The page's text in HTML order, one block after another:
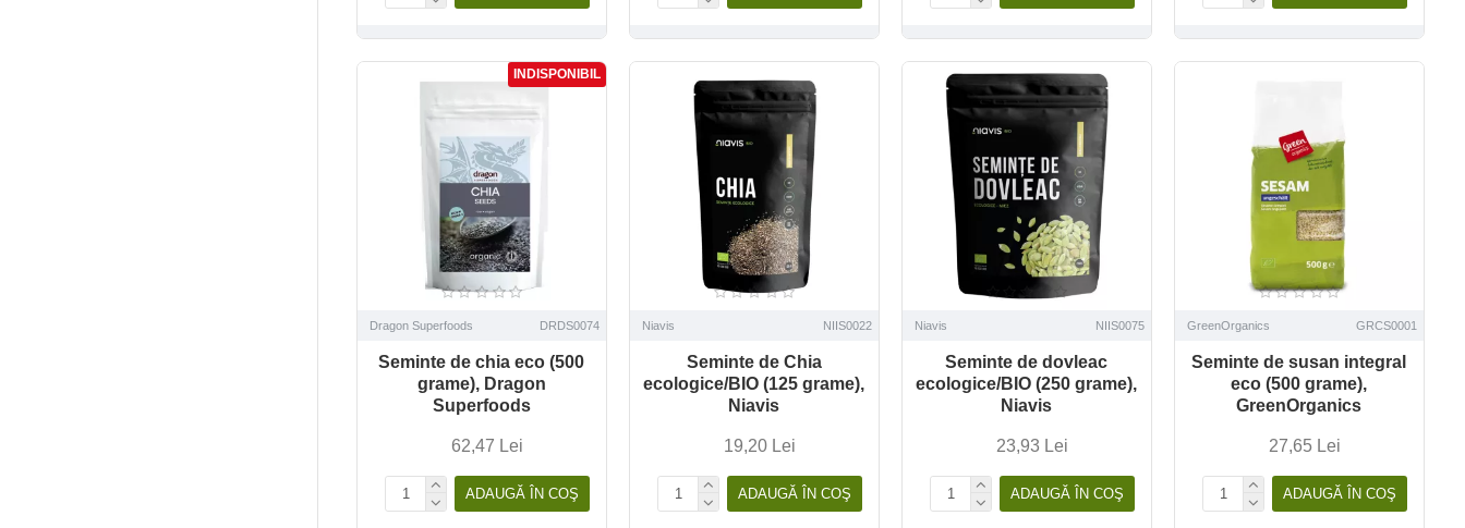
INDISPONIBIL
Dragon Superfoods DRDS0074
Seminte de chia eco (500
grame), Dragon
Superfoods
62,47 Lei
ADAUGĂ ÎN COŞ
Niavis NIIS0022
Seminte de Chia
ecologice/BIO (125 grame),
Niavis
19,20 Lei
ADAUGĂ ÎN COŞ
Niavis NIIS0075
Seminte de dovleac
ecologice/BIO (250 grame),
Niavis
23,93 Lei
ADAUGĂ ÎN COŞ
GreenOrganics GRCS0001
Seminte de susan integral
eco (500 grame),
GreenOrganics
27,65 Lei
ADAUGĂ ÎN COŞ